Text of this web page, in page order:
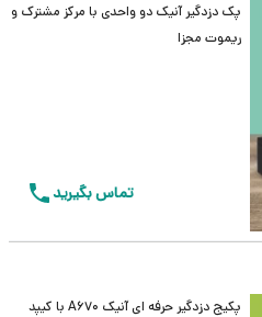
پک دزدگیر آنیک دو واحدی با مرکز مشترک و
ریموت مجزا
تماس بگیرید
پکیج دزدگیر حرفه ای آنیک A670 با کیپد